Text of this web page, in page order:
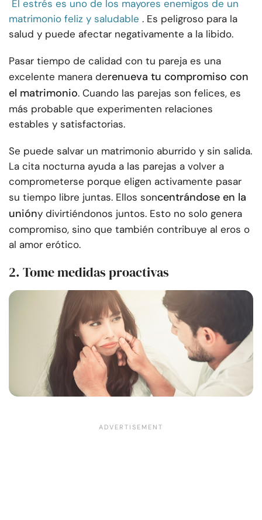
El estrés es uno de los mayores enemigos de un
matrimonio feliz y saludable . Es peligroso para la
salud y puede afectar negativamente a la libido.
Pasar tiempo de calidad con tu pareja es una
excelente manera derenueva tu compromiso con
el matrimonio. Cuando las parejas son felices, es
más probable que experimenten relaciones
estables y satisfactorias.
Se puede salvar un matrimonio aburrido y sin salida.
La cita nocturna ayuda a las parejas a volver a
comprometerse porque eligen activamente pasar
su tiempo libre juntas. Ellos soncentrándose en la
unióny divirtiéndonos juntos. Esto no solo genera
compromiso, sino que también contribuye al eros o
al amor erótico.
2. Tome medidas proactivas